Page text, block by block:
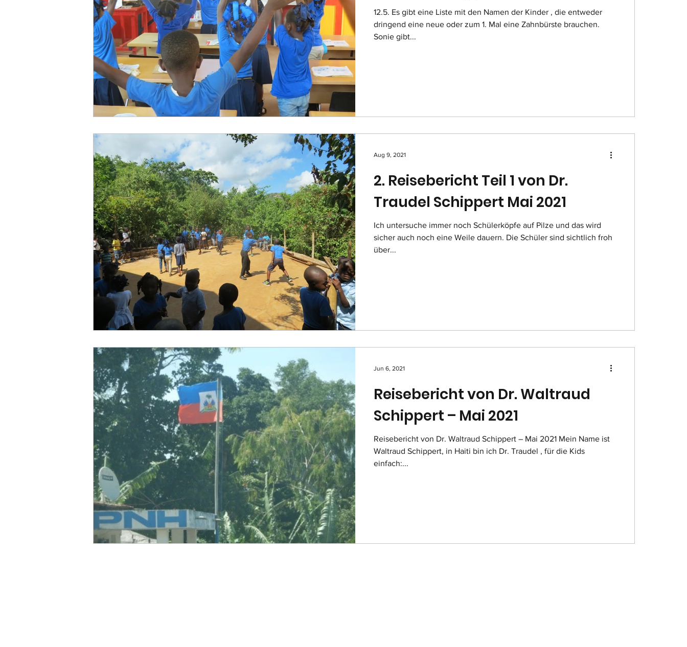
12.5. Es gibt eine Liste mit den Namen der Kinder , die entweder
dringend eine neue oder zum 1. Mal eine Zahnbürste brauchen.
Sonie gibt...
2. Reisebericht Teil 1 von Dr.
Traudel Schippert Mai 2021
Ich untersuche immer noch Schülerköpfe auf Pilze und das wird
sicher auch noch eine Weile dauern. Die Schüler sind sichtlich froh
über...
Aug 9, 2021
Reisebericht von Dr. Waltraud
Schippert – Mai 2021
Reisebericht von Dr. Waltraud Schippert – Mai 2021 Mein Name ist
Waltraud Schippert, in Haiti bin ich Dr. Traudel , für die Kids
einfach:...
Jun 6, 2021